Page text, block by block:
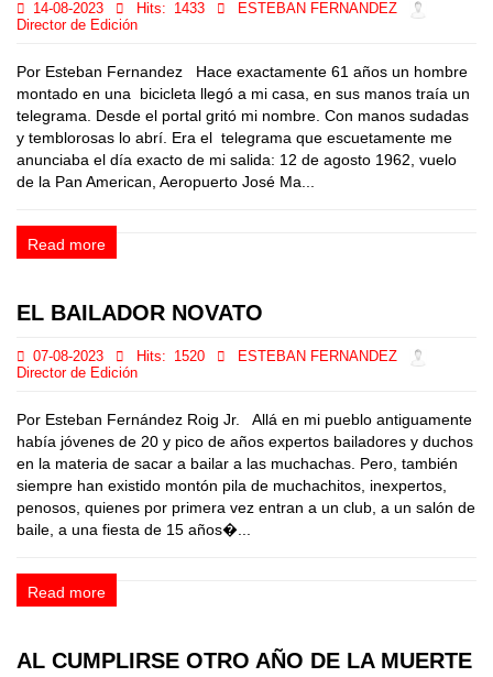
14-08-2023 Hits: 1433
ESTEBAN FERNANDEZ
Director de Edición
Por Esteban Fernandez Hace exactamente 61 años un hombre
montado en una bicicleta llegó a mi casa, en sus manos traía un
telegrama. Desde el portal gritó mi nombre. Con manos sudadas
y temblorosas lo abrí. Era el telegrama que escuetamente me
anunciaba el día exacto de mi salida: 12 de agosto 1962, vuelo
de la Pan American, Aeropuerto José Ma...
Read more
EL BAILADOR NOVATO
07-08-2023 Hits: 1520
ESTEBAN FERNANDEZ
Director de Edición
Por Esteban Fernández Roig Jr. Allá en mi pueblo antiguamente
había jóvenes de 20 y pico de años expertos bailadores y duchos
en la materia de sacar a bailar a las muchachas. Pero, también
siempre han existido montón pila de muchachitos, inexpertos,
penosos, quienes por primera vez entran a un club, a un salón de
baile, a una fiesta de 15 años�...
Read more
AL CUMPLIRSE OTRO AÑO DE LA MUERTE